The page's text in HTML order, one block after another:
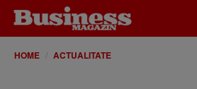
HOME ACTUALITATE